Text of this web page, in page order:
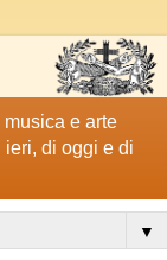
e arte
di oggi e di
▼